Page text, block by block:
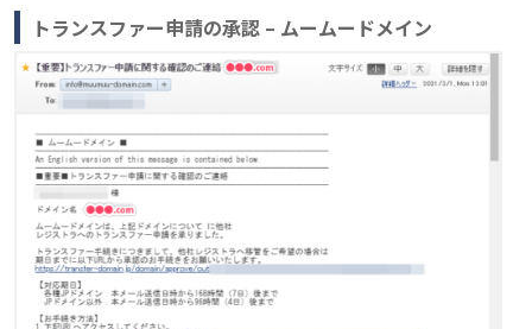
トランスファー申請の承認 – ムームードメイン